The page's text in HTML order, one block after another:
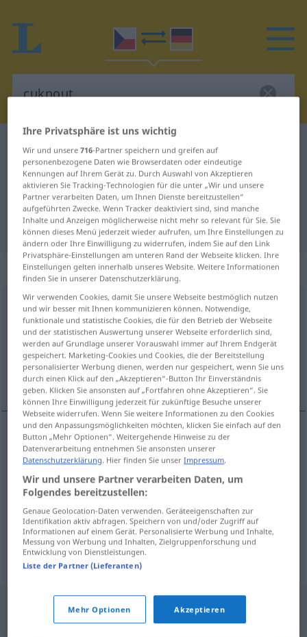
Tschechisch-Deutsch Wörterbuch cuknout
Tschechisch-Deutsch Übersetzung
für "cuknout"
"cuknout" Deutsch Übersetzung
„cuknout“
cuknout <pf>(za-)
Übersicht aller Übersetzungen
(Für mehr Details die Übersetzung anklicken/antippen)
zusammenzucken
cuknout → siehe „cukat“
Beispiele
cuknout seodsebou
zusammenzucken
Ihre Privatsphäre ist uns wichtig
Wir und unsere716-Partner speichern und greifen auf
personenbezogene Daten wie Browserdaten oder eindeutige
Kennungen auf Ihrem Gerät zu. Durch Auswahl von Akzeptieren
aktivieren Sie Tracking-Technologien für die unter „Wir und unsere
Partner verarbeiten Daten, um Ihnen Dienste bereitzustellen“
aufgeführten Zwecke. Wenn Tracker deaktiviert sind, sind manche
Inhalte und Anzeigen möglicherweise nicht mehr so relevant für Sie. Sie
können dieses Menü jederzeit wieder aufrufen, um Ihre Einstellungen zu
ändern oder Ihre Einwilligung zu widerrufen, indem Sie auf den Link
Privatsphäre-Einstellungen am unteren Rand der Webseite klicken. Ihre
Einstellungen gelten innerhalb unseres Website. Weitere Informationen
finden Sie in unserer Datenschutzerklärung.
Wir verwenden Cookies, damit Sie unsere Webseite bestmöglich nutzen
und wir besser mit Ihnen kommunizieren können. Notwendige,
funktionale und statistische Cookies, die für den Betrieb der Webseite
und der statistischen Auswertung unserer Webseite erforderlich sind,
werden auf Grundlage unserer Vorauswahl immer auf Ihrem Endgerät
gespeichert. Marketing-Cookies und Cookies, die der Bereitstellung
personalisierter Werbung dienen, werden nur gespeichert, wenn Sie uns
durch einen Klick auf den „Akzeptieren“-Button Ihr Einverständnis
geben. Klicken Sie ansonsten auf „Fortfahren ohne Akzeptieren“. Sie
können Ihre Einwilligung jederzeit für zukünftige Besuche unserer
Webseite widerrufen. Wenn Sie weitere Informationen zu den Cookies
und den Anpassungsmöglichkeiten möchten, klicken Sie einfach auf den
Button „Mehr Optionen“. Weitergehende Hinweise zu der
Datenverarbeitung entnehmen Sie ansonsten unserer
Datenschutzerklärung. Hier finden Sie unserImpressum.
Wir und unsere Partner verarbeiten Daten, um
Folgendes bereitzustellen:
Genaue Geolocation-Daten verwenden. Geräteeigenschaften zur
Identifikation aktiv abfragen. Speichern von und/oder Zugriff auf
Informationen auf einem Gerät. Personalisierte Werbung und Inhalte,
Messung von Werbung und Inhalten, Zielgruppenforschung und
Entwicklung von Dienstleistungen.
Liste der Partner (Lieferanten)
Mehr Optionen Akzeptieren